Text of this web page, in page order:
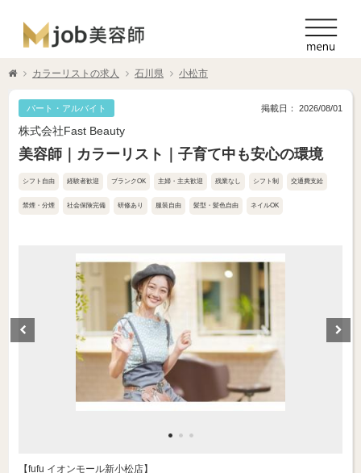
カラーリストの求人 石川県 小松市
パート・アルバイト 掲載日： 2026/08/01
株式会社Fast Beauty
美容師｜カラーリスト｜子育て中も安心の環境
シフト自由 経験者歓迎 ブランクOK 主婦・主夫歓迎 残業なし シフト制 交通費支給
禁煙・分煙 社会保険完備 研修あり 服装自由 髪型・髪色自由 ネイルOK
【fufu イオンモール新小松店】